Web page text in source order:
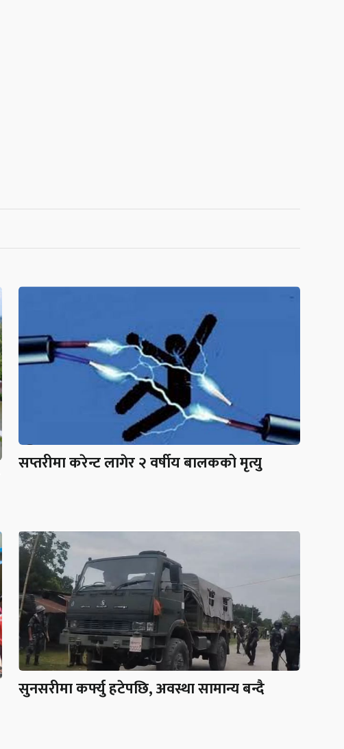
सप्तरीमा करेन्ट लागेर २ वर्षीय बालकको मृत्यु
सुनसरीमा कर्फ्यु हटेपछि, अवस्था सामान्य बन्दै